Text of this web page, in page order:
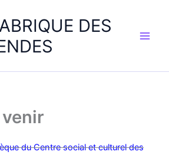
DES
du Centre social et culturel des